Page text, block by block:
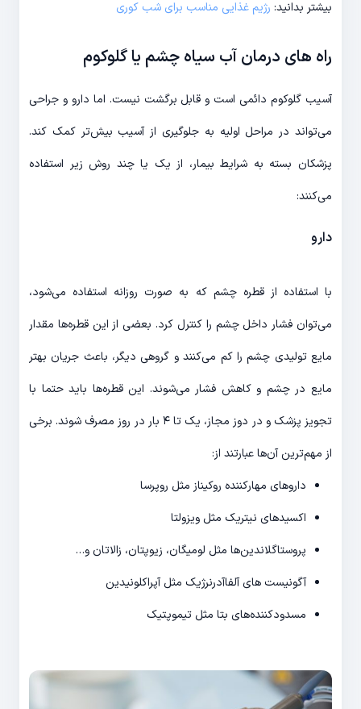
بیشتر بدانید: رژیم غذایی مناسب برای شب کوری
راه های درمان آب سیاه چشم یا گلوکوم
آسیب گلوکوم دائمی است و قابل برگشت نیست. اما دارو و جراحی
می‌تواند در مراحل اولیه به جلوگیری از آسیب بیش‌تر کمک کند.
پزشکان بسته به شرایط بیمار، از یک یا چند روش زیر استفاده
می‌کنند:
دارو
با استفاده از قطره چشم که به صورت روزانه استفاده می‌شود،
می‌توان فشار داخل چشم را کنترل کرد. بعضی از این قطره‌ها مقدار
مایع تولیدی چشم را کم می‌کنند و گروهی دیگر، باعث جریان بهتر
مایع در چشم و کاهش فشار می‌شوند. این قطره‌ها باید حتما با
تجویز پزشک و در دوز مجاز، یک تا ۴ بار در روز مصرف شوند. برخی
از مهم‌ترین آن‌ها عبارتند از:
داروهای مهارکننده روکیناز مثل روپرسا
اکسیدهای نیتریک مثل ویزولتا
پروستاگلاندین‌ها مثل لومیگان، زیوپتان، زالاتان و…
آگونیست های آلفاآدرنرژیک مثل آپراکلونیدین
مسدودکننده‌های بتا مثل تیموپتیک